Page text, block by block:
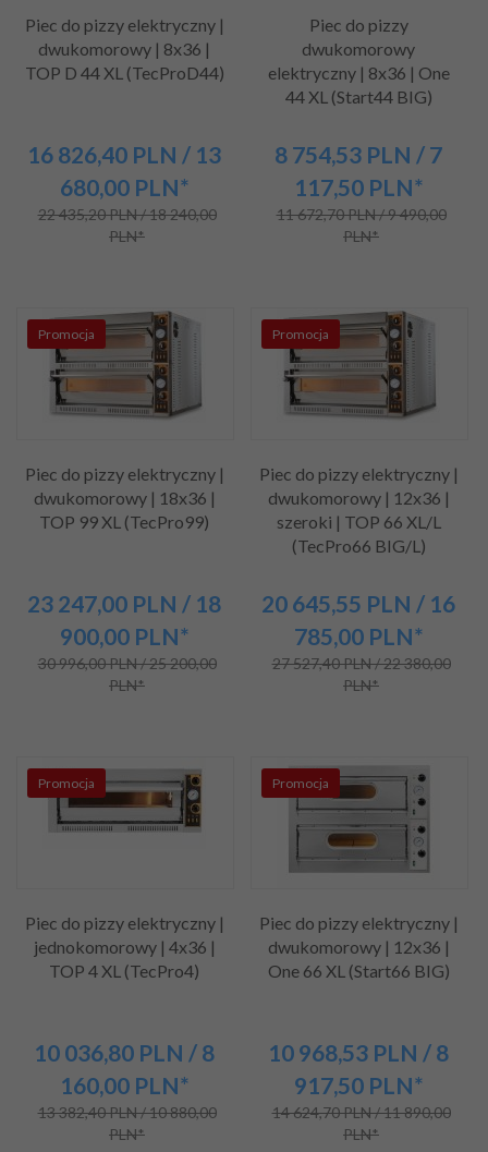
Piec do pizzy elektryczny |
dwukomorowy | 8x36 |
TOP D 44 XL (TecProD44)
16 826,40 PLN / 13
680,00 PLN*
22 435,20 PLN / 18 240,00
PLN*
Piec do pizzy
dwukomorowy
elektryczny | 8x36 | One
44 XL (Start44 BIG)
8 754,53 PLN / 7
117,50 PLN*
11 672,70 PLN / 9 490,00
PLN*
Promocja
Piec do pizzy elektryczny |
dwukomorowy | 18x36 |
TOP 99 XL (TecPro99)
23 247,00 PLN / 18
900,00 PLN*
30 996,00 PLN / 25 200,00
PLN*
Promocja
Piec do pizzy elektryczny |
dwukomorowy | 12x36 |
szeroki | TOP 66 XL/L
(TecPro66 BIG/L)
20 645,55 PLN / 16
785,00 PLN*
27 527,40 PLN / 22 380,00
PLN*
Promocja
Piec do pizzy elektryczny |
jednokomorowy | 4x36 |
TOP 4 XL (TecPro4)
10 036,80 PLN / 8
160,00 PLN*
13 382,40 PLN / 10 880,00
PLN*
Promocja
Piec do pizzy elektryczny |
dwukomorowy | 12x36 |
One 66 XL (Start66 BIG)
10 968,53 PLN / 8
917,50 PLN*
14 624,70 PLN / 11 890,00
PLN*